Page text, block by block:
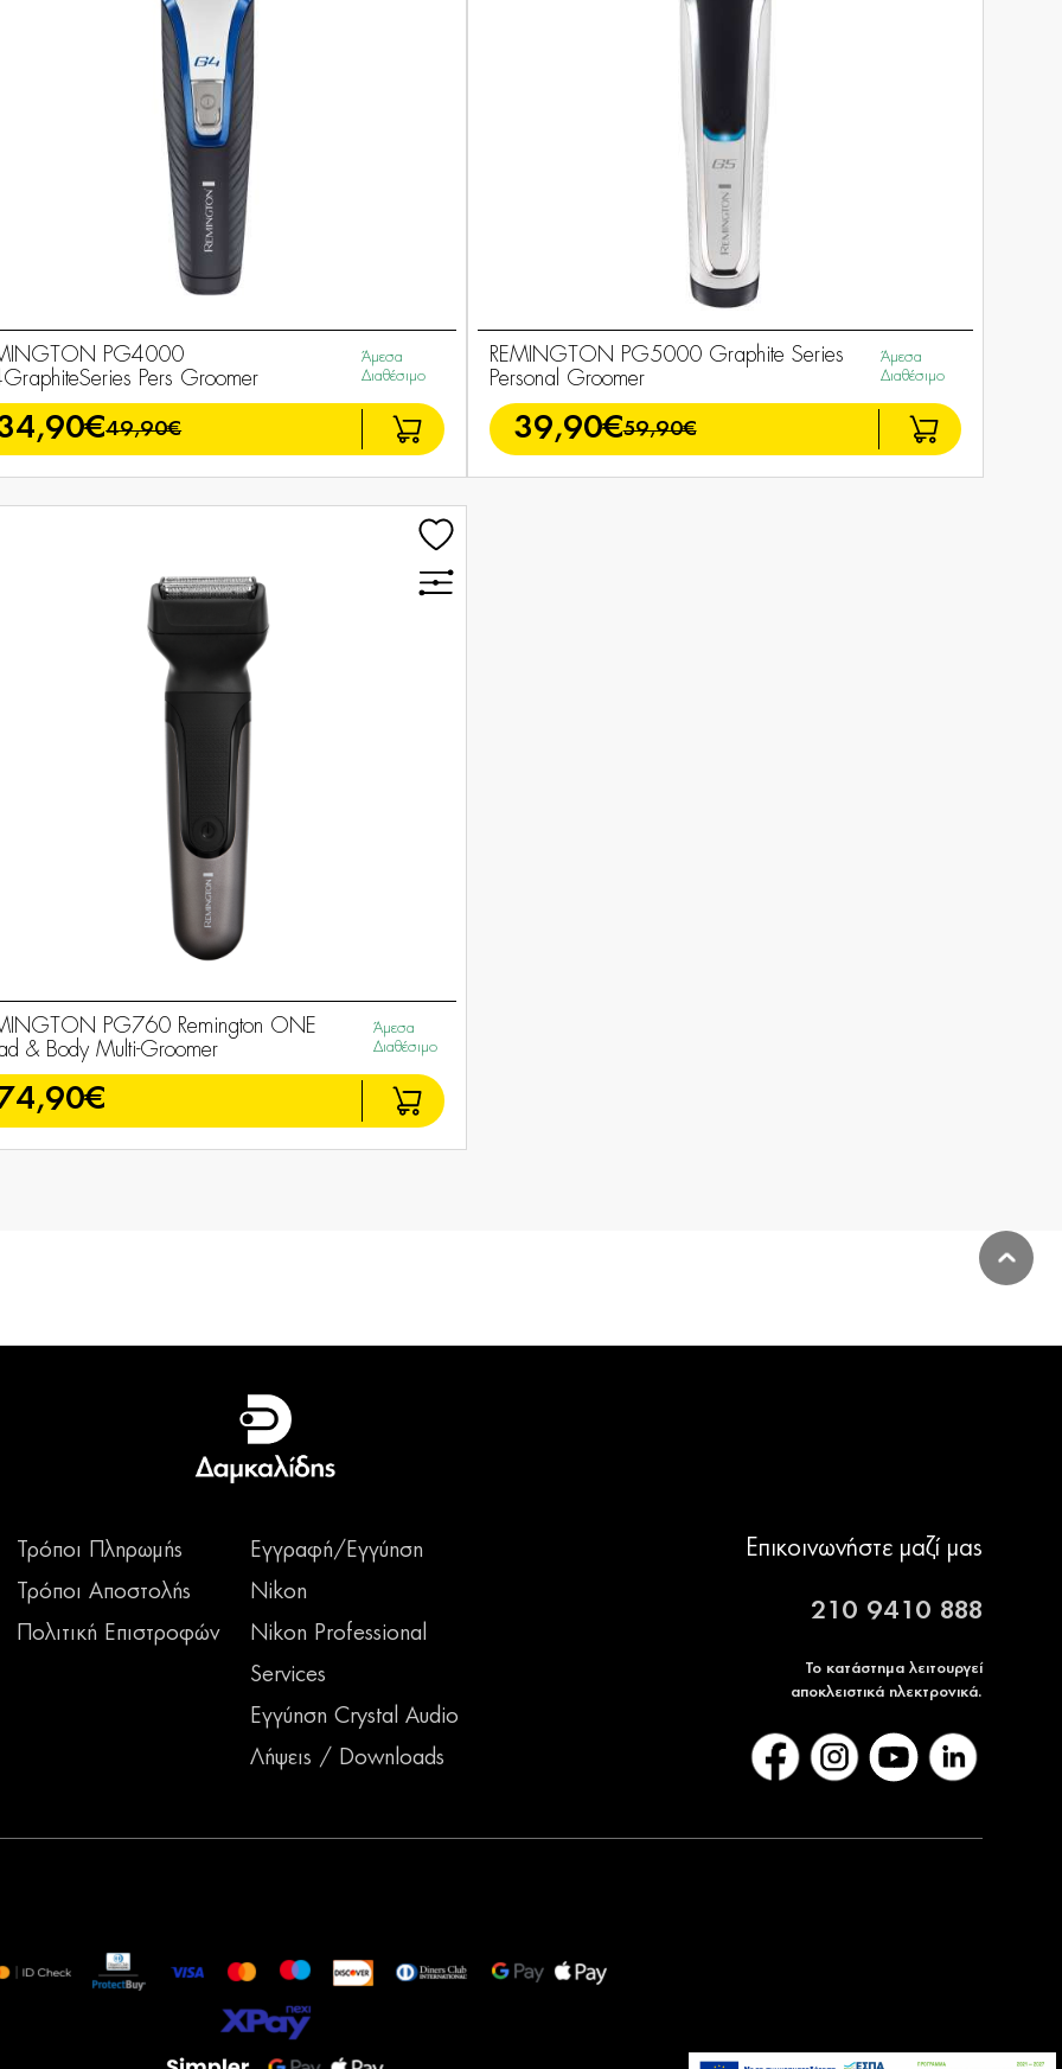
PG4000
Pers Groomer
Άμεσα
Διαθέσιμο
49,90€
REMINGTON PG5000 Graphite Series
Personal Groomer
Άμεσα
Διαθέσιμο
39,90€59,90€
PG760 Remington ONE
& Body Multi-Groomer
Άμεσα
Διαθέσιμο
Τρόποι Πληρωμής
Τρόποι Αποστολής
Πολιτική Επιστροφών
Εγγραφή/Εγγύηση
Nikon
Nikon Professional
Services
Εγγύηση Crystal Audio
Λήψεις / Downloads
Επικοινωνήστε μαζί μας
210 9410 888
Το κατάστημα λειτουργεί
αποκλειστικά ηλεκτρονικά.